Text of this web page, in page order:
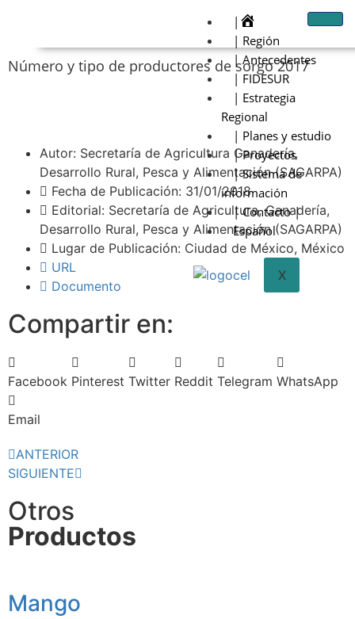
|
| Región
| Antecedentes
| FIDESUR
| Estrategia
Regional
| Planes y estudio
| Proyectos
| Sistema de
información
| Contacto |
Español
X
Número y tipo de productores de sorgo 2017
Autor: Secretaría de Agricultura Ganadería,
Desarrollo Rural, Pesca y Alimentación (SAGARPA)
Fecha de Publicación: 31/01/2018
Editorial: Secretaría de Agricultura, Ganadería,
Desarrollo Rural, Pesca y Alimentación (SAGARPA)
Lugar de Publicación: Ciudad de México, México
URL
Documento
Compartir en:
Facebook Pinterest Twitter Reddit Telegram WhatsApp
Email
ANTERIOR
SIGUIENTE
Otros
Productos
Mango